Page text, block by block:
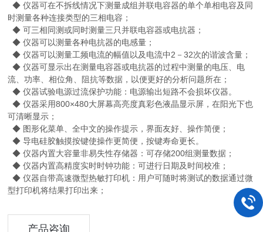
◆ 仪器可在不拆线情况下测量成组并联电容器的单个单相电容及同
时测量各种连接类型的三相电容；
◆ 可三相同测或同时测量三只并联电容器或电抗器；
◆ 仪器可以测量各种电抗器的电感量；
◆ 仪器可以测量工频电流的幅值以及电流中2－32次的谐波含量；
◆ 仪器可显示出在测量电容器或电抗器的过程中测量的电压、电
流、功率、相位角、阻抗等数据，以便更好的分析问题所在；
◆ 仪器试验电源过流保护功能：电源输出短路不会损坏仪器。
◆ 仪器采用800×480大屏幕高亮度真彩色液晶显示屏，在阳光下也
可清晰显示；
◆ 图形化菜单、全中文的操作提示，界面友好、操作简便；
◆ 导电硅胶触摸按键使操作更简便，按键寿命更长。
◆ 仪器内置大容量非易失性存储器：可存储200组测量数据；
◆ 仪器内置高精度实时时钟功能：可进行日期及时间校准；
◆ 仪器自带高速微型热敏打印机：用户可随时将测试的数据通过微
型打印机将结果打印出来；
产品咨询